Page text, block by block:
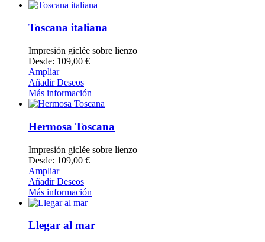
Toscana italiana
Impresión giclée sobre lienzo
Desde: 109,00 €
Ampliar
Añadir Deseos
Más información
Hermosa Toscana
Impresión giclée sobre lienzo
Desde: 109,00 €
Ampliar
Añadir Deseos
Más información
Llegar al mar